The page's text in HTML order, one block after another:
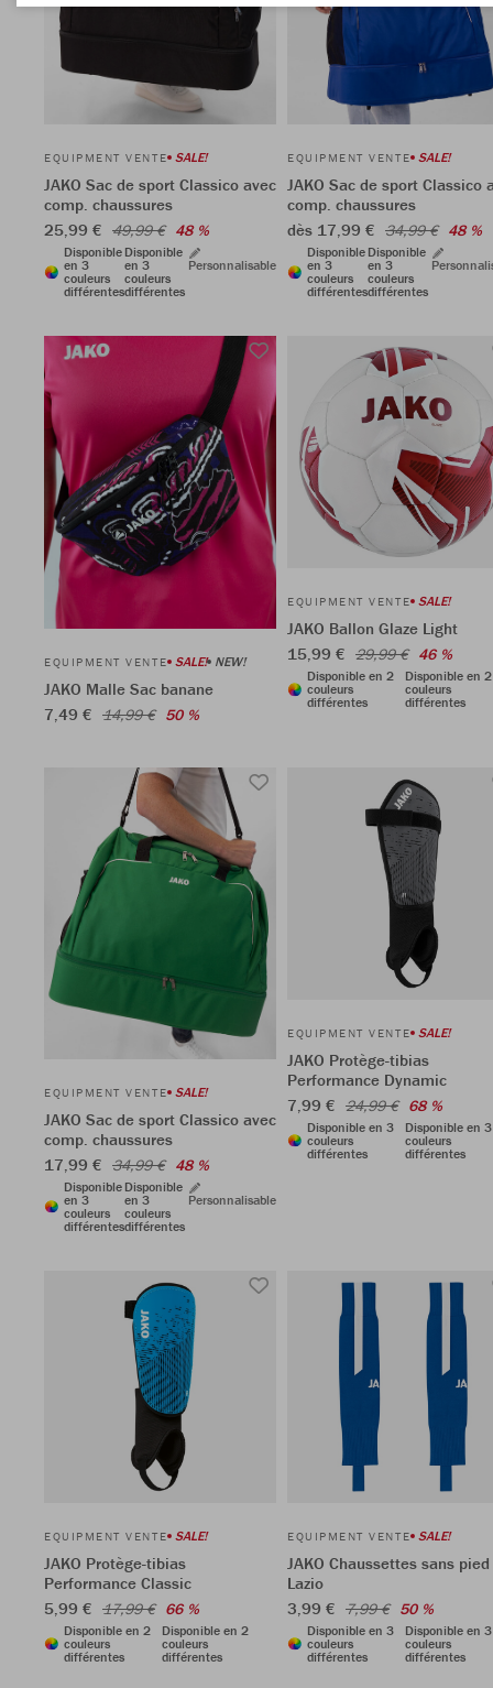
EQUIPMENT VENTE SALE!
JAKO Sac de sport Classico avec
comp. chaussures
25,99 € 49,99 € 48 %
Disponible
en 3
couleurs
différentes
Disponible
en 3
couleurs
différentes
Personnalisable
EQUIPMENT VENTE SALE!
JAKO Sac de sport Classico
comp. chaussures
dès 17,99 € 34,99 € 48 %
Disponible
en 3
couleurs
différentes
Disponible
en 3
couleurs
différentes
EQUIPMENT VENTE SALE! NEW!
JAKO Malle Sac banane
7,49 € 14,99 € 50 %
EQUIPMENT VENTE SALE!
JAKO Ballon Glaze Light
15,99 € 29,99 € 46 %
Disponible en 2
couleurs
différentes
Disponible en 2
couleurs
différentes
EQUIPMENT VENTE SALE!
JAKO Sac de sport Classico avec
comp. chaussures
17,99 € 34,99 € 48 %
Disponible
en 3
couleurs
différentes
Disponible
en 3
couleurs
différentes
Personnalisable
EQUIPMENT VENTE SALE!
JAKO Protège-tibias
Performance Dynamic
7,99 € 24,99 € 68 %
Disponible en 3
couleurs
différentes
Disponible en 3
couleurs
différentes
EQUIPMENT VENTE SALE!
JAKO Protège-tibias
Performance Classic
5,99 € 17,99 € 66 %
Disponible en 2
couleurs
différentes
Disponible en 2
couleurs
différentes
EQUIPMENT VENTE SALE!
JAKO Chaussettes sans pied
Lazio
3,99 € 7,99 € 50 %
Disponible en 3
couleurs
différentes
Disponible en 3
couleurs
différentes